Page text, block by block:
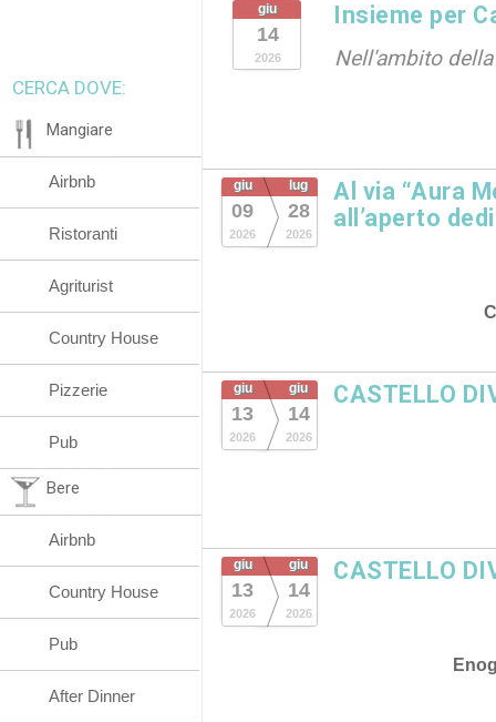
giu
14
2026
Insieme per
Nell'ambito
giu
09
2026
lug
28
2026
Al via “Aura
all’aperto
giu
13
2026
giu
14
2026
CASTELLO
giu
13
2026
giu
14
2026
CASTELLO
CERCA DOVE:
Mangiare
Airbnb
Ristoranti
Agriturist
Country House
Pizzerie
Pub
Bere
Airbnb
Country House
Pub
After Dinner